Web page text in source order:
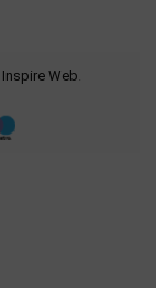
Inspire Web.